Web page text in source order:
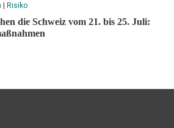
| Risiko
die Schweiz vom 21. bis 25. Juli: